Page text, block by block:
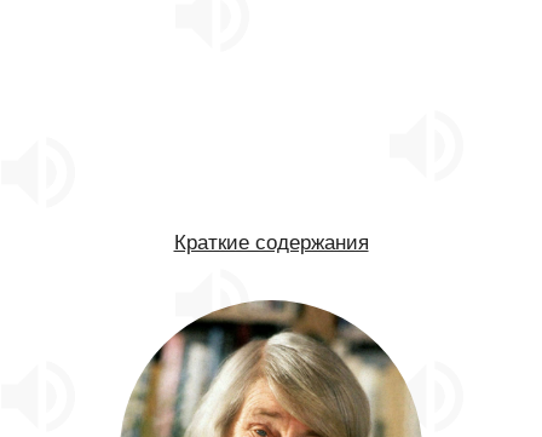
Краткие содержания